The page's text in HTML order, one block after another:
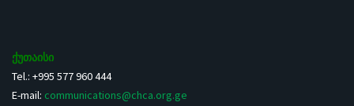
ქუთაისი
Tel.: +995 577 960 444
E-mail: communications@chca.org.ge